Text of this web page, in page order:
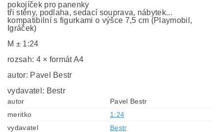
pokojíček pro panenky
tři stěny, podlaha, sedací souprava, nábytek...
kompatibilní s figurkami o výšce 7,5 cm (Playmobil,
Igráček)
M ± 1:24
rozsah: 4 × formát A4
autor: Pavel Bestr
vydavatel: Bestr
autor
Pavel Bestr
meritko
1:24
vydavatel
Bestr